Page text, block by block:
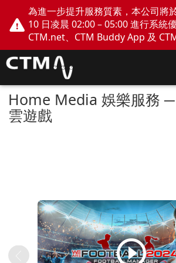
為進一步提升服務質素，本公司將
10 日凌晨 02:00 – 05:00 進行系統
CTM.net、CTM Buddy App 及
網上服務將會暫停。不便之處，敬
Home Media 娛樂服務
雲遊戲
